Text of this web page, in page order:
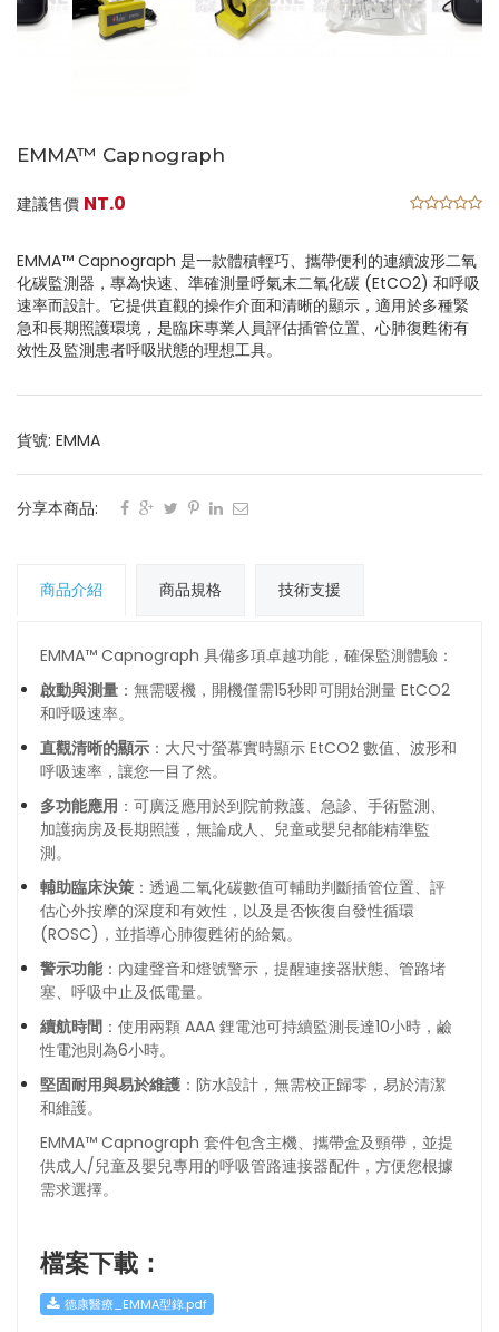
EMMA™ Capnograph
建議售價 NT.0
EMMA™ Capnograph 是一款體積輕巧、攜帶便利的連續波形二氧
化碳監測器，專為快速、準確測量呼氣末二氧化碳 (EtCO2) 和呼吸
速率而設計。它提供直觀的操作介面和清晰的顯示，適用於多種緊
急和長期照護環境，是臨床專業人員評估插管位置、心肺復甦術有
效性及監測患者呼吸狀態的理想工具。
貨號: EMMA
分享本商品:
商品介紹 商品規格 技術支援
EMMA™ Capnograph 具備多項卓越功能，確保監測體驗：
啟動與測量 ：無需暖機，開機僅需15秒即可開始測量 EtCO2
和呼吸速率。
直觀清晰的顯示 ：大尺寸螢幕實時顯示 EtCO2 數值、波形和
呼吸速率，讓您一目了然。
多功能應用 ：可廣泛應用於到院前救護、急診、手術監測、
加護病房及長期照護，無論成人、兒童或嬰兒都能精準監
測。
輔助臨床決策 ：透過二氧化碳數值可輔助判斷插管位置、評
估心外按摩的深度和有效性，以及是否恢復自發性循環
(ROSC)，並指導心肺復甦術的給氣。
警示功能：內建聲音和燈號警示，提醒連接器狀態、管路堵
塞、呼吸中止及低電量。
續航時間 ：使用兩顆 AAA 鋰電池可持續監測長達10小時，鹼
性電池則為6小時。
堅固耐用與易於維護 ：防水設計，無需校正歸零，易於清潔
和維護。
EMMA™ Capnograph 套件包含主機、攜帶盒及頸帶，並提
供成人/兒童及嬰兒專用的呼吸管路連接器配件，方便您根據
需求選擇。
檔案下載：
德康醫療_EMMA型錄.pdf